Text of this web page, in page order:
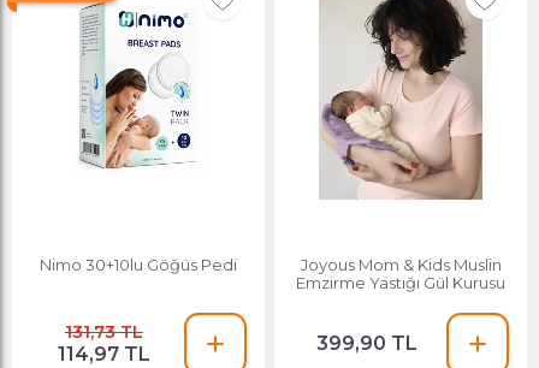
Nimo 30+10lu Göğüs Pedi
131,73 TL
114,97 TL
Joyous Mom & Kids Muslin
Emzirme Yastığı Gül Kurusu
399,90 TL